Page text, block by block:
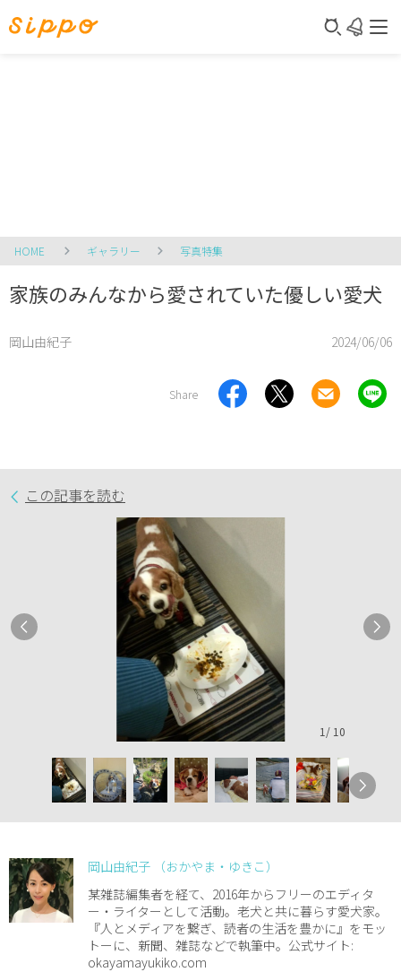
HOME ギャラリー 写真特集
家族のみんなから愛されていた優しい愛犬
岡山由紀子 2024/06/06
Share
この記事を読む
1 / 10
岡山由紀子 （おかやま・ゆきこ）
某雑誌編集者を経て、2016年からフリーのエディタ
ー・ライターとして活動。老犬と共に暮らす愛犬家。
『人とメディアを繋ぎ、読者の生活を豊かに』をモッ
トーに、新聞、雑誌などで執筆中。公式サイト:
okayamayukiko.com